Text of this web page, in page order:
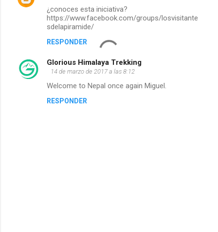
i
¿conoces esta iniciativa?
https://www.facebook.com/groups/losvisitante
sdelapiramide/
RESPONDER
Glorious Himalaya Trekking
14 de marzo de 2017 a las 8:12
Welcome to Nepal once again Miguel.
RESPONDER